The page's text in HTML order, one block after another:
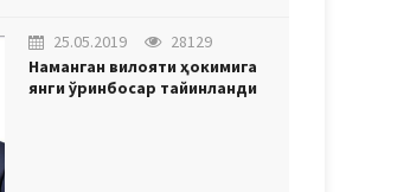
25.05.2019
28129
Наманган вилояти ҳокимига
янги ўринбосар тайинланди